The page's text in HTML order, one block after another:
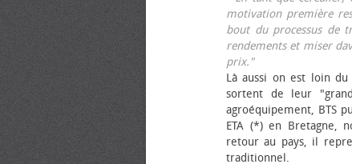
motivation première
bout du processus de
rendements et miser
prix."
Là aussi on est loin
sortent de leur
agroéquipement, BTS
ETA (*) en Bretagne,
retour au pays, il
traditionnel.